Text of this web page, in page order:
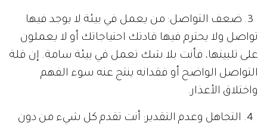
3. ضعف التواصل: من يعمل في بيئة لا يوجد فيها
تواصل ولا يحترم فيها قادتك احتياجاتك أو لا يعملون
على تلبيتها، فأنت بلا شك تعمل في بيئة سامة. إن قلة
التواصل الواضح أو فقدانه ينتج عنه سوء الفهم
واختلاق الأعذار.
4. التجاهل وعدم التقدير: أنت تقدم كل شيء من دون